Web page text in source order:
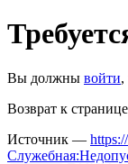
Вы должны войти,
Возврат к странице
Источник —